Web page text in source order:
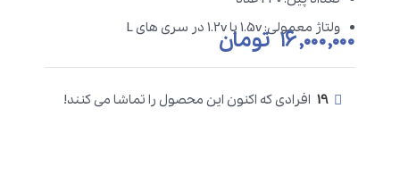
ولتاژ معمولی: 1.5v یا 1.2v در سری های L
۱۶,۰۰۰,۰۰۰ تومان
19 افرادی که اکنون این محصول را تماشا می کنند!